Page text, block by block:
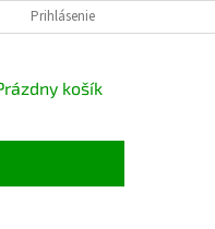
OD ZMLUVY TU
Prihlásenie
košík